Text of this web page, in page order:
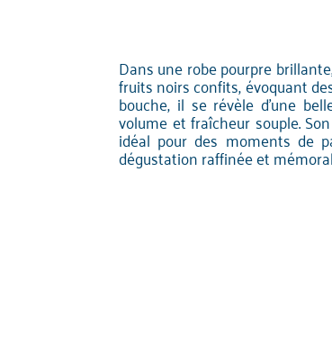
Dans une robe pourpre
fruits noirs confits, évoquant
bouche, il se révèle d'une
volume et fraîcheur souple.
idéal pour des moments de
dégustation raffinée et